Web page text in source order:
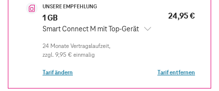
UNSERE EMPFEHLUNG
1 GB
Smart Connect M mit Top-Gerät
24,95 €
zzgl. 9,95 € einmalig
Tarif ändern Tarif entfernen